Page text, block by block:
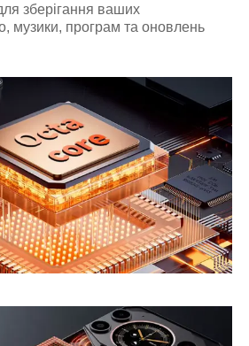
зберігання ваших
музики, програм та оновлень